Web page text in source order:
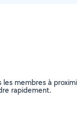
membres à
rapidement.